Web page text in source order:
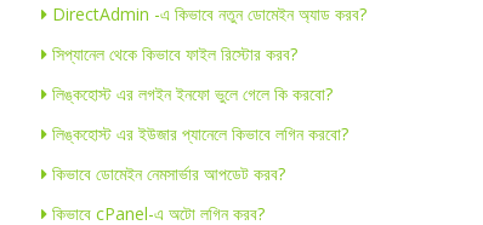
DirectAdmin -এ কিভাবে নতুন ডোমেইন অ্যাড করব?
সিপ্যানেল থেকে কিভাবে ফাইল রিস্টোর করব?
লিঙ্কহোস্ট এর লগইন ইনফো ভুলে গেলে কি করবো?
লিঙ্কহোস্ট এর ইউজার প্যানেলে কিভাবে লগিন করবো?
কিভাবে ডোমেইন নেমসার্ভার আপডেট করব?
কিভাবে cPanel-এ অটো লগিন করব?